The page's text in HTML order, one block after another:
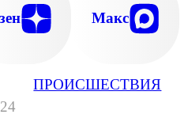
ПРОИСШЕСТВИЯ
Макс